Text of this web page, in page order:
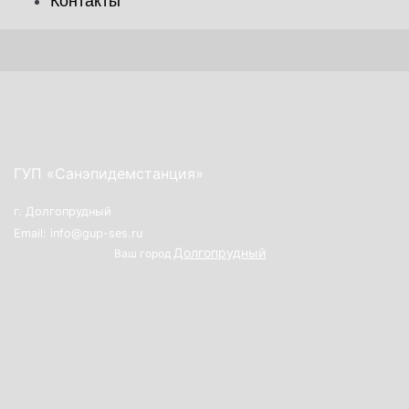
ГУП «Санэпидемстанция»
г. Долгопрудный
Email: info@gup-ses.ru
Ваш город Долгопрудный